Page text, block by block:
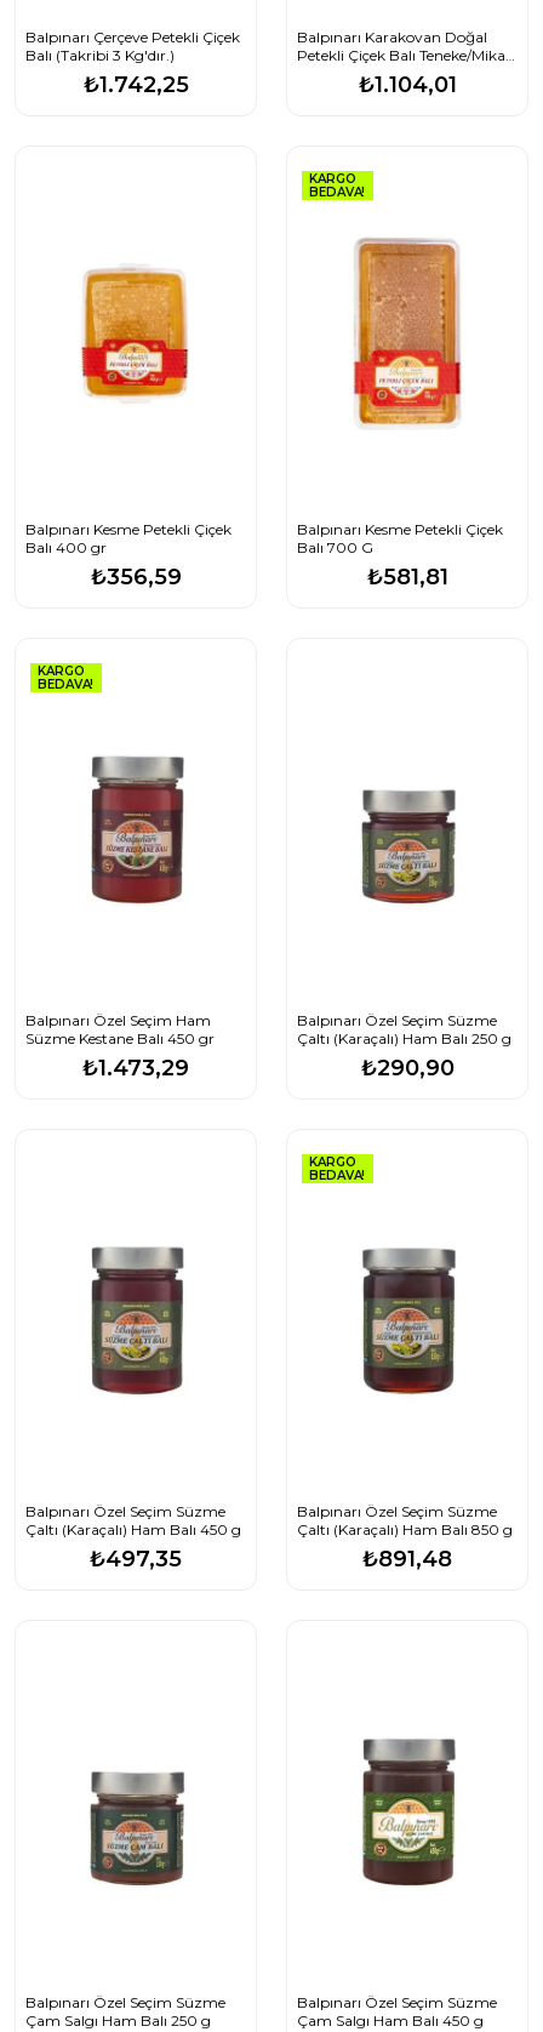
Balpınarı Çerçeve Petekli Çiçek
Balı (Takribi 3 Kg'dır.)
₺1.742,25
Balpınarı Karakovan Doğal
Petekli Çiçek Balı Teneke/Mika
Paket (Takribi 1200g)
₺1.104,01
Balpınarı Kesme Petekli Çiçek
Balı 400 gr
₺356,59
KARGO
BEDAVA!
Balpınarı Kesme Petekli Çiçek
Balı 700 G
₺581,81
KARGO
BEDAVA!
Balpınarı Özel Seçim Ham
Süzme Kestane Balı 450 gr
₺1.473,29
Balpınarı Özel Seçim Süzme
Çaltı (Karaçalı) Ham Balı 250 g
₺290,90
Balpınarı Özel Seçim Süzme
Çaltı (Karaçalı) Ham Balı 450 g
₺497,35
KARGO
BEDAVA!
Balpınarı Özel Seçim Süzme
Çaltı (Karaçalı) Ham Balı 850 g
₺891,48
Balpınarı Özel Seçim Süzme
Çam Salgı Ham Balı 250 g
Balpınarı Özel Seçim Süzme
Çam Salgı Ham Balı 450 g